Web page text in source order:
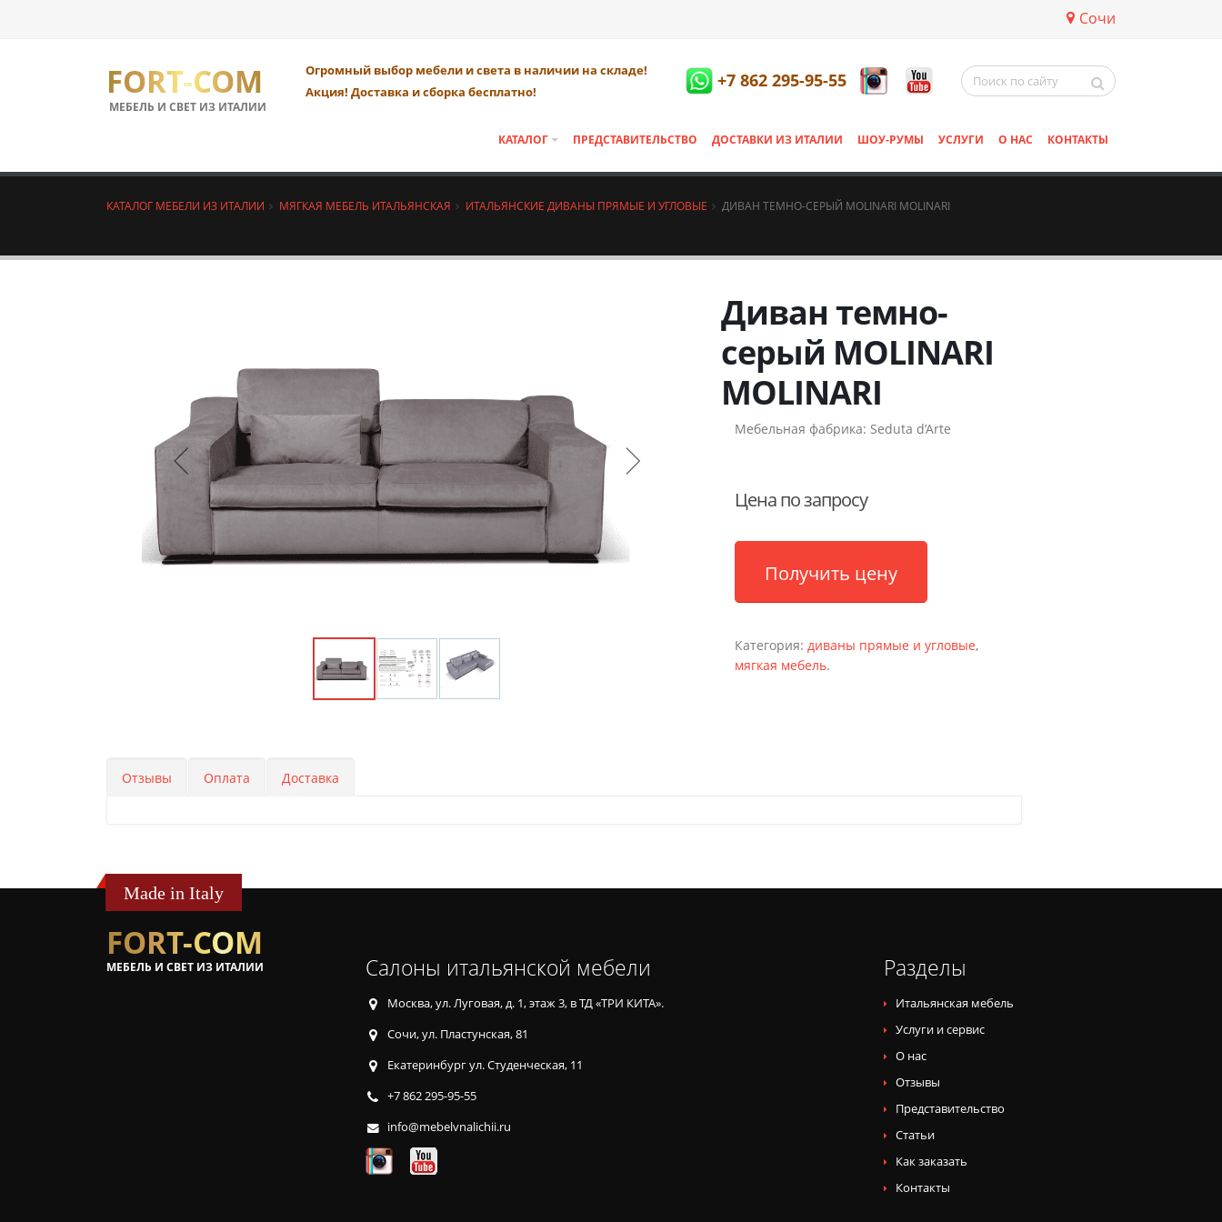
Сочи
FORT-COM
МЕБЕЛЬ И СВЕТ ИЗ ИТАЛИИ
Огромный выбор мебели и света в наличии на складе!
Акция! Доставка и сборка бесплатно!
+7 862 295-95-55
КАТАЛОГ ПРЕДСТАВИТЕЛЬСТВО ДОСТАВКИ ИЗ ИТАЛИИ ШОУ-РУМЫ УСЛУГИ О НАС КОНТАКТЫ
КАТАЛОГ МЕБЕЛИ ИЗ ИТАЛИИ МЯГКАЯ МЕБЕЛЬ ИТАЛЬЯНСКАЯ ИТАЛЬЯНСКИЕ ДИВАНЫ ПРЯМЫЕ И УГЛОВЫЕ ДИВАН ТЕМНО-СЕРЫЙ MOLINARI MOLINARI
Диван темно-
серый MOLINARI
MOLINARI
Мебельная фабрика: Seduta d’Arte
Цена по запросу
Получить цену
Категория:диваны прямые и угловые,
мягкая мебель.
Отзывы Оплата Доставка
Made in Italy
FORT-COM
МЕБЕЛЬ И СВЕТ ИЗ ИТАЛИИ Салоны итальянской мебели
Москва, ул. Луговая, д. 1, этаж 3, в ТД «ТРИ КИТА».
Сочи, ул. Пластунская, 81
Екатеринбург ул. Студенческая, 11
+7 862 295-95-55
info@mebelvnalichii.ru
Разделы
Итальянская мебель
Услуги и сервис
О нас
Отзывы
Представительство
Статьи
Как заказать
Контакты